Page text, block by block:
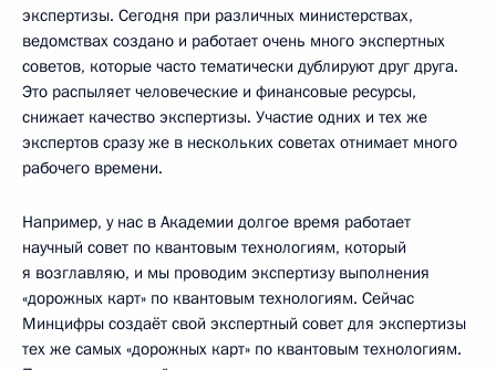
экспертизы. Сегодня при различных министерствах,
ведомствах создано и работает очень много экспертных
советов, которые часто тематически дублируют друг друга.
Это распыляет человеческие и финансовые ресурсы,
снижает качество экспертизы. Участие одних и тех же
экспертов сразу же в нескольких советах отнимает много
рабочего времени.
Например, у нас в Академии долгое время работает
научный совет по квантовым технологиям, который
я возглавляю, и мы проводим экспертизу выполнения
«дорожных карт» по квантовым технологиям. Сейчас
Минцифры создаёт свой экспертный совет для экспертизы
тех же самых «дорожных карт» по квантовым технологиям.